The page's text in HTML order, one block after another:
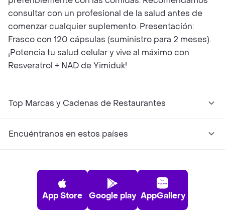
consultar con un profesional de la salud antes de
comenzar cualquier suplemento. Presentación:
Frasco con 120 cápsulas (suministro para 2 meses).
¡Potencia tu salud celular y vive al máximo con
Resveratrol + NAD de Yimiduk!
Top Marcas y Cadenas de Restaurantes
Encuéntranos en estos países
App Store Google play AppGallery